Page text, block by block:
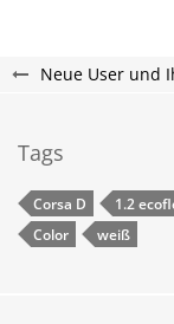
Neue User und
Tags
Corsa D 1.2
Color
weiß